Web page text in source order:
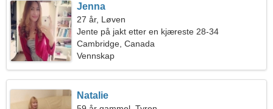
Jenna
27 år, Løven
Jente på jakt etter en kjæreste 28-34
Cambridge, Canada
Vennskap
Natalie